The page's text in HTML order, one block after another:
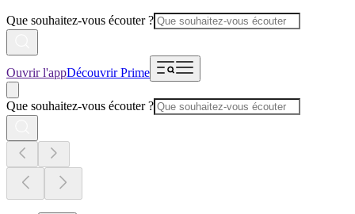
Que souhaitez-vous écouter ?
Ouvrir l'appDécouvrir Prime
Que souhaitez-vous écouter ?